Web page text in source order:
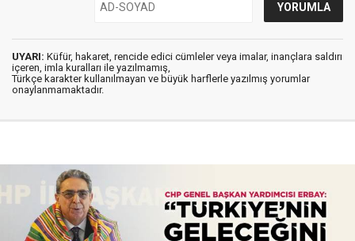
UYARI: Küfür, hakaret, rencide edici cümleler veya imalar, inançlara saldırı
içeren, imla kuralları ile yazılmamış,
Türkçe karakter kullanılmayan ve büyük harflerle yazılmış yorumlar
onaylanmamaktadır.